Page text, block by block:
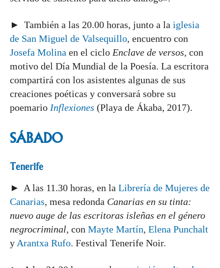
► También a las 20.00 horas, junto a la iglesia
de San Miguel de Valsequillo, encuentro con
Josefa Molina en el ciclo Enclave de versos, con
motivo del Día Mundial de la Poesía. La escritora
compartirá con los asistentes algunas de sus
creaciones poéticas y conversará sobre su
poemario Inflexiones (Playa de Ákaba, 2017).
SÁBADO
Tenerife
► A las 11.30 horas, en la Librería de Mujeres de
Canarias, mesa redonda Canarias en su tinta:
nuevo auge de las escritoras isleñas en el género
negrocriminal, con Mayte Martín, Elena Punchalt
y Arantxa Rufo. Festival Tenerife Noir.